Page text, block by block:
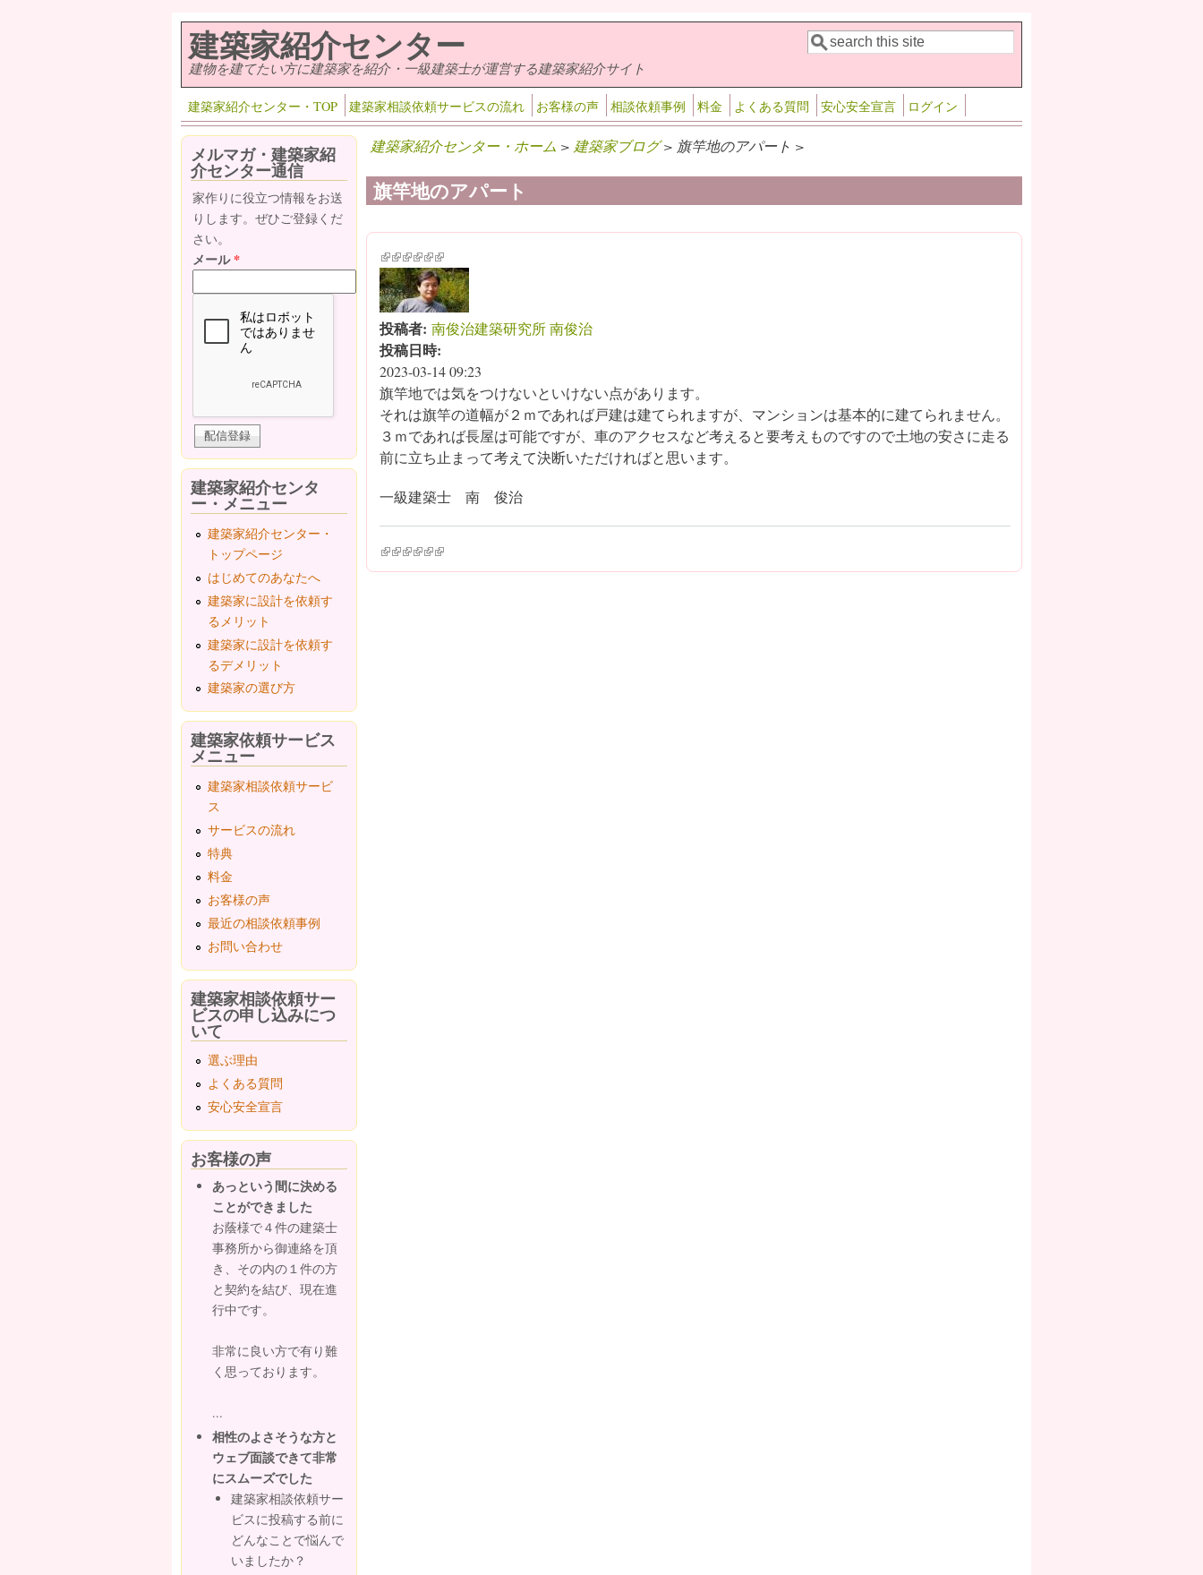
建築家紹介センター
建物を建てたい方に建築家を紹介・一級建築士が運営する建築家紹介サイト 検索フォーム
検索
建築家紹介センター・TOP 建築家相談依頼サービスの流れ お客様の声 相談依頼事例 料金 よくある質問 安心安全宣言 ログイン
建築家紹介センター・ホーム > 建築家ブログ> 旗竿地のアパート >
旗竿地のアパート
(link is external)
(link is external)
(link is external)
(link is external)
(link is external)
(link is external)
投稿者: 南俊治建築研究所 南俊治
投稿日時:
2023-03-14 09:23
旗竿地では気をつけないといけない点があります。
それは旗竿の道幅が２ｍであれば戸建は建てられますが、マンションは基本的に建てられません。
３ｍであれば長屋は可能ですが、車のアクセスなど考えると要考えものですので土地の安さに走る
前に立ち止まって考えて決断いただければと思います。
一級建築士 南 俊治
(link is external)
(link is external)
(link is external)
(link is external)
(link is external)
(link is external)
メルマガ・建築家紹
介センター通信
家作りに役立つ情報をお送
りします。ぜひご登録くだ
さい。
メール*
建築家紹介センタ
ー・メニュー
建築家紹介センター・
トップページ
はじめてのあなたへ
建築家に設計を依頼す
るメリット
建築家に設計を依頼す
るデメリット
建築家の選び方
建築家依頼サービス
メニュー
建築家相談依頼サービ
ス
サービスの流れ
特典
料金
お客様の声
最近の相談依頼事例
お問い合わせ
建築家相談依頼サー
ビスの申し込みにつ
いて
選ぶ理由
よくある質問
安心安全宣言
お客様の声
あっという間に決める
ことができました
お蔭様で４件の建築士
事務所から御連絡を頂
き、その内の１件の方
と契約を結び、現在進
行中です。
非常に良い方で有り難
く思っております。
...
相性のよさそうな方と
ウェブ面談できて非常
にスムーズでした
建築家相談依頼サー
ビスに投稿する前に
どんなことで悩んで
いましたか？